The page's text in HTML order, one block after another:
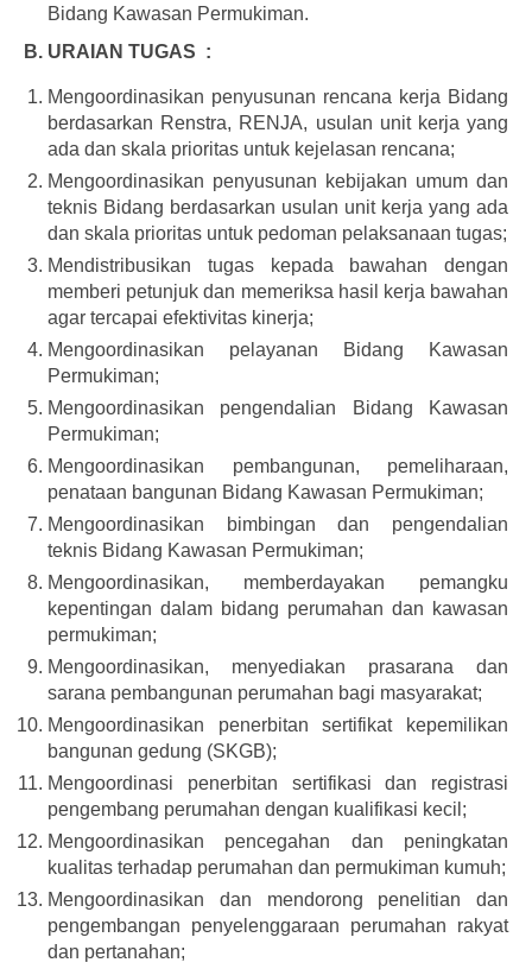
Bidang Kawasan Permukiman.
B. URAIAN TUGAS :
Mengoordinasikan penyusunan rencana kerja Bidang
berdasarkan Renstra, RENJA, usulan unit kerja yang
ada dan skala prioritas untuk kejelasan rencana;
Mengoordinasikan penyusunan kebijakan umum dan
teknis Bidang berdasarkan usulan unit kerja yang ada
dan skala prioritas untuk pedoman pelaksanaan tugas;
Mendistribusikan tugas kepada bawahan dengan
memberi petunjuk dan memeriksa hasil kerja bawahan
agar tercapai efektivitas kinerja;
Mengoordinasikan pelayanan Bidang Kawasan
Permukiman;
Mengoordinasikan pengendalian Bidang Kawasan
Permukiman;
Mengoordinasikan pembangunan, pemeliharaan,
penataan bangunan Bidang Kawasan Permukiman;
Mengoordinasikan bimbingan dan pengendalian
teknis Bidang Kawasan Permukiman;
Mengoordinasikan, memberdayakan pemangku
kepentingan dalam bidang perumahan dan kawasan
permukiman;
Mengoordinasikan, menyediakan prasarana dan
sarana pembangunan perumahan bagi masyarakat;
Mengoordinasikan penerbitan sertifikat kepemilikan
bangunan gedung (SKGB);
Mengoordinasi penerbitan sertifikasi dan registrasi
pengembang perumahan dengan kualifikasi kecil;
Mengoordinasikan pencegahan dan peningkatan
kualitas terhadap perumahan dan permukiman kumuh;
Mengoordinasikan dan mendorong penelitian dan
pengembangan penyelenggaraan perumahan rakyat
dan pertanahan;